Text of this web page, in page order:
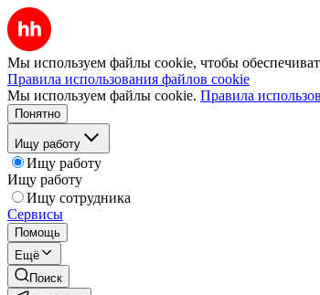
Мы используем файлы cookie, чтобы
Правила использования файлов cookie
Мы используем файлы cookie. Правила
Понятно
Ищу работу
Ищу работу
Ищу работу
Ищу сотрудника
Сервисы
Помощь
Ещё
Поиск